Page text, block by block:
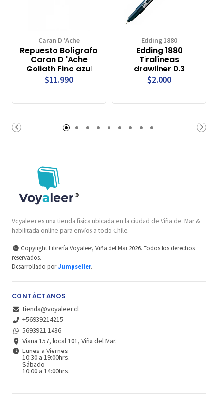
Caran D 'Ache
Repuesto Bolígrafo
Caran D 'Ache
Goliath Fino azul
$11.990
Edding 1880
Edding 1880
Tiralíneas
drawliner 0.3
$2.000
Voyaleer es una tienda física ubicada en la ciudad de Viña del Mar &
habilitada online para envíos a todo Chile.
Copyright Librería Voyaleer, Viña del Mar 2026. Todos los derechos
reservados.
Desarrollado porJumpseller.
CONTÁCTANOS
tienda@voyaleer.cl
+56939214215
5693921 1436
Viana 157, local 101, Viña del Mar.
Lunes a Viernes
10:30 a 19:00hrs.
Sábado
10:00 a 14:00hrs.